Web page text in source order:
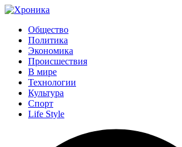
Общество
Политика
Экономика
Происшествия
В мире
Технологии
Культура
Спорт
Life Style